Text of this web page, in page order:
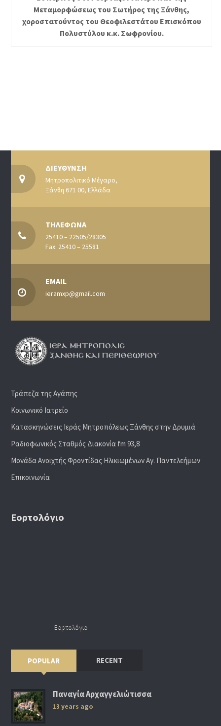
Μεταμορφώσεως του Σωτήρος της Ξάνθης,
χοροστατούντος του Θεοφιλεστάτου Επισκόπου
Πολυστύλου κ.κ. Σωφρονίου.
ΔΙΕΥΘΥΝΣΗ
Μητροπολιτικό Μέγαρο,
Ξάνθη 671 00, Ελλάδα
ΤΗΛΕΦΩΝΑ
25410 – 22505/28305
Fax: 25410 – 25581
EMAIL
ieramxp@gmail.com
Τράπεζα της Αγάπης
Κοινωνικό Ιατρείο
Κατασκηνώσεις Ιεράς Μητροπόλεως Ξάνθης στην Δρυμιά
Ραδιoφωνικός Σταθμός Διακονία fm 93,8
Μονάδα Ανοιχτής Φροντίδας Ηλικιωμένων Αγ. Παντελεήμων
Επικοινωνία
Εορτολόγιο
Εορτολόγιο
POPULAR RECENT
Παναγία Αρχαγγελιώτισσα
13 years ago